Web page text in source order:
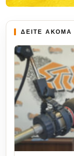
ΔΕΙΤΕ ΑΚΟΜΑ